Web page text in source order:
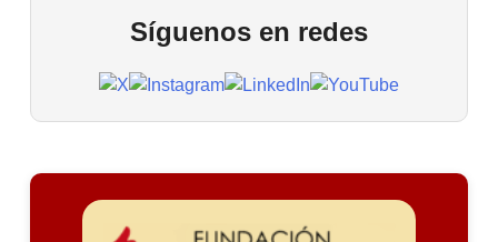
Síguenos en redes